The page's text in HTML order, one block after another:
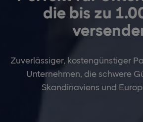
die bis zu
Zuverlässiger, kostengünstiger
Unternehmen, die schwere
Skandinaviens und